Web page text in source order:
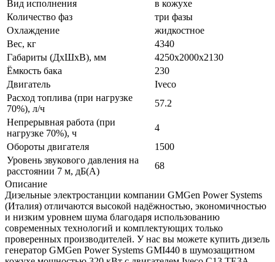
Вид исполнения
в кожухе
Количество фаз
три фазы
Охлаждение
жидкостное
Вес, кг
4340
Габариты (ДхШхВ), мм
4250x2000x2130
Ёмкость бака
230
Двигатель
Iveco
Расход топлива (при нагрузке
70%), л/ч
57.2
Непрерывная работа (при
нагрузке 70%), ч
4
Обороты двигателя
1500
Уровень звукового давления на
расстоянии 7 м, дБ(A)
68
Описание
Дизельные электростанции компании GMGen Power Systems
(Италия) отличаются высокой надёжностью, экономичностью
и низким уровнем шума благодаря использованию
современных технологий и комплектующих только
проверенных производителей. У нас вы можете купить дизель
генератор GMGen Power Systems GMI440 в шумозащитном